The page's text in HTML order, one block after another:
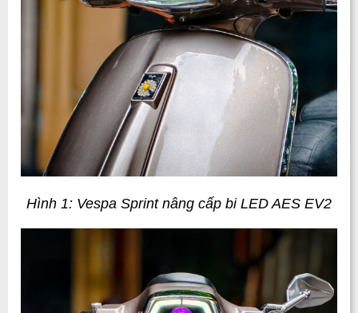
Hình 1: Vespa Sprint nâng cấp bi LED AES EV2